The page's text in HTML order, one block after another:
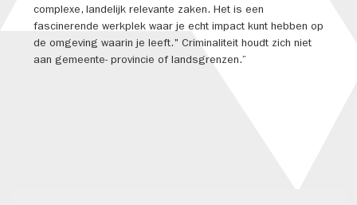
complexe, landelijk relevante zaken. Het is een
fascinerende werkplek waar je echt impact kunt hebben op
de omgeving waarin je leeft." Criminaliteit houdt zich niet
aan gemeente- provincie of landsgrenzen.”